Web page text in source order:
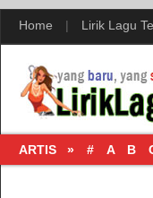
Home | Lirik Lagu
ARTIS » # A B